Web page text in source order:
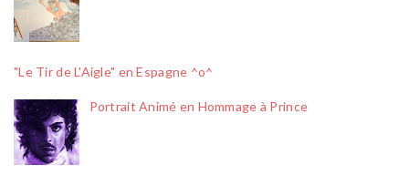
"Le Tir de L'Aigle" en Espagne ^o^
Portrait Animé en Hommage à Prince